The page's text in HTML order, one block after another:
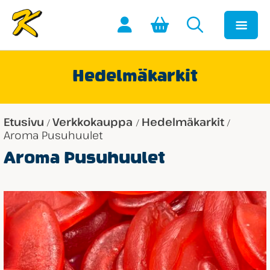
Hedelmäkarkit
Etusivu / Verkkokauppa / Hedelmäkarkit /
Aroma Pusuhuulet
Aroma Pusuhuulet